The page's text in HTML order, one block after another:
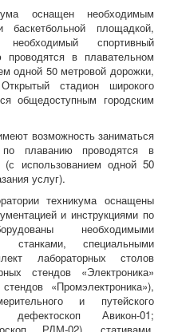
оснащен необходимым
баскетбольной площадкой,
спортивный
в плавательном
одной 50 метровой дорожки,
стадион широкого
общедоступным городским
возможность заниматься
плаванию проводятся в
использованием одной 50
услуг).
техникума оснащены
и инструкциями по
необходимыми
станками, специальными
лабораторных столов
стендов «Электроника»
«Промэлектроника»),
и путейского
дефектоскоп Авикон-01;